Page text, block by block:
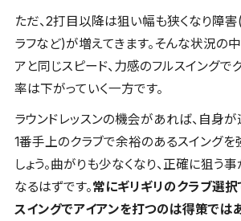
ただ、2打目以降は狙い幅も狭くなり障害
ラフなど)が増えてきます。そんな状況の
アと同じスピード、力感のフルスイングで
率は下がっていく一方です。
ラウンドレッスンの機会があれば、自身
1番手上のクラブで余裕のあるスイング
しょう。曲がりも少なくなり、正確に狙う
なるはずです。常にギリギリのクラブ選
スイングでアイアンを打つのは得策では